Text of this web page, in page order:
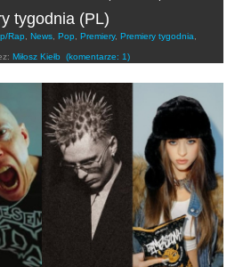
tygodnia (PL)
Rap News Pop Premiery, Premiery tygodnia
Miłosz Kiełb (komentarze: 1)